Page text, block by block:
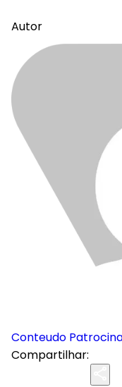
Autor
Conteudo
Compartilhar: